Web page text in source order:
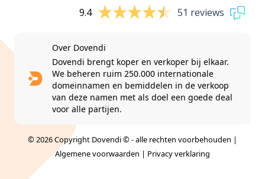
9.4 51 reviews
Over Dovendi
Dovendi brengt koper en verkoper bij elkaar.
We beheren ruim 250.000 internationale
domeinnamen en bemiddelen in de verkoop
van deze namen met als doel een goede deal
voor alle partijen.
© 2026 Copyright Dovendi © - alle rechten voorbehouden |
Algemene voorwaarden | Privacy verklaring